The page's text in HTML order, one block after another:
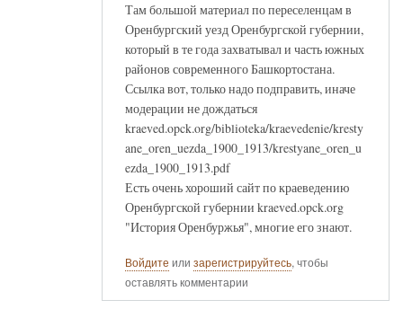
Там большой материал по переселенцам в
Оренбургский уезд Оренбургской губернии,
который в те года захватывал и часть южных
районов современного Башкортостана.
Ссылка вот, только надо подправить, иначе
модерации не дождаться
kraeved.opck.org/biblioteka/kraevedenie/kresty
ane_oren_uezda_1900_1913/krestyane_oren_u
ezda_1900_1913.pdf
Есть очень хороший сайт по краеведению
Оренбургской губернии kraeved.opck.org
"История Оренбуржья", многие его знают.
Войдите или зарегистрируйтесь, чтобы
оставлять комментарии